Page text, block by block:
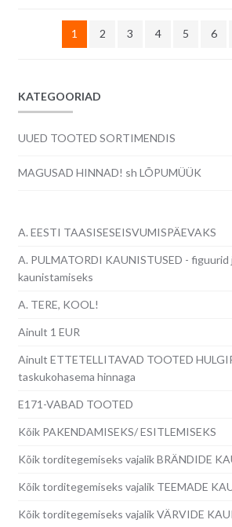
1
2 3 4 5 6
KATEGOORIAD
UUED TOOTED SORTIMENDIS
MAGUSAD HINNAD! sh LÕPUMÜÜK
A. EESTI TAASISESEISVUMISPÄEVAKS
A. PULMATORDI KAUNISTUSED -
kaunistamiseks
A. TERE, KOOL!
Ainult 1 EUR
Ainult ETTETELLITAVAD TOOTED
taskukohasema hinnaga
E171-VABAD TOOTED
Kõik PAKENDAMISEKS/ ESITLEMISEKS
Kõik torditegemiseks vajalik BRÄNDIDE
Kõik torditegemiseks vajalik TEEMADE
Kõik torditegemiseks vajalik VÄRVIDE